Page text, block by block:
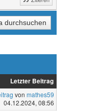
Letzter Beitrag
von mathes59
04.12.2024, 08:56